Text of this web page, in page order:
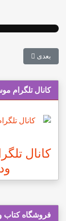
مطلب بعدی:
بعدی
کانال تلگرام
کانال
فروشگاه کتاب